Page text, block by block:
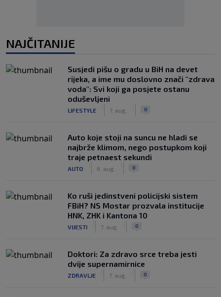
NAJČITANIJE
Susjedi pišu o gradu u BiH na devet
rijeka, a ime mu doslovno znači "zdrava
voda": Svi koji ga posjete ostanu
oduševljeni
LIFESTYLE 7. aug. 0
Auto koje stoji na suncu ne hladi se
najbrže klimom, nego postupkom koji
traje petnaest sekundi
AUTO 6. aug. 0
Ko ruši jedinstveni policijski sistem
FBiH? NS Mostar prozvala institucije
HNK, ZHK i Kantona 10
VIJESTI 7. aug. 0
Doktori: Za zdravo srce treba jesti
dvije supernamirnice
ZDRAVLJE 7. aug. 0